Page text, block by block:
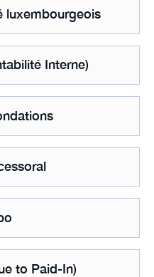
luxembourgeois
Interne)
to Paid-In)